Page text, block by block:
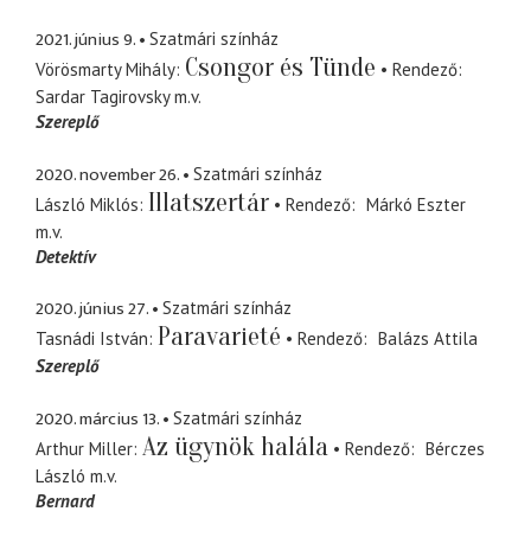
2021. június 9.
Szatmári színház
Vörösmarty Mihály Csongor és Tünde
Rendező
Sardar Tagirovsky m.v.
Szereplő
2020. november 26.
Szatmári színház
László Miklós Illatszertár Rendező
Márkó Eszter
m.v.
Detektív
2020. június 27.
Szatmári színház
Tasnádi István Paravarieté Rendező
Balázs Attila
Szereplő
2020. március 13.
Szatmári színház
Arthur Miller Az ügynök halála Rendező
Bérczes
László m.v.
Bernard